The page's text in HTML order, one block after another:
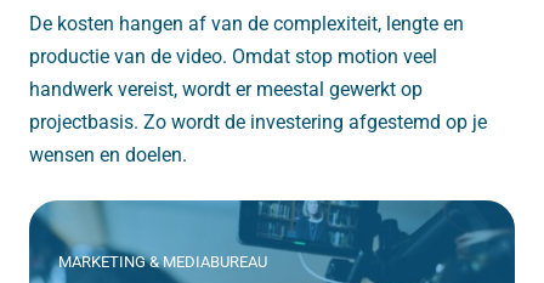
De kosten hangen af van de complexiteit, lengte en
productie van de video. Omdat stop motion veel
handwerk vereist, wordt er meestal gewerkt op
projectbasis. Zo wordt de investering afgestemd op je
wensen en doelen.
MARKETING & MEDIABUREAU